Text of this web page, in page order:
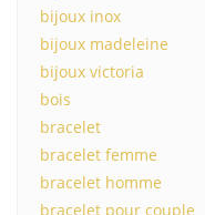
bijoux inox
bijoux madeleine
bijoux victoria
bois
bracelet
bracelet femme
bracelet homme
bracelet pour couple